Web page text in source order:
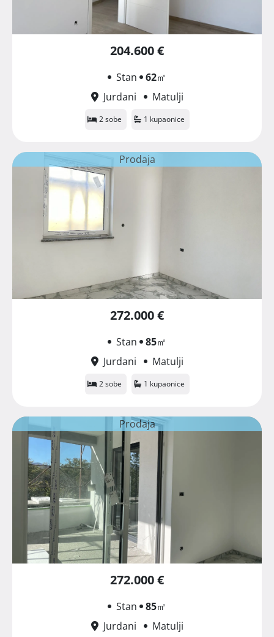
204.600 €
Stan 62㎡
Jurdani
Matulji
2 sobe 1 kupaonice
Prodaja
272.000 €
Stan 85㎡
Jurdani
Matulji
2 sobe 1 kupaonice
Prodaja
272.000 €
Stan 85㎡
Jurdani
Matulji